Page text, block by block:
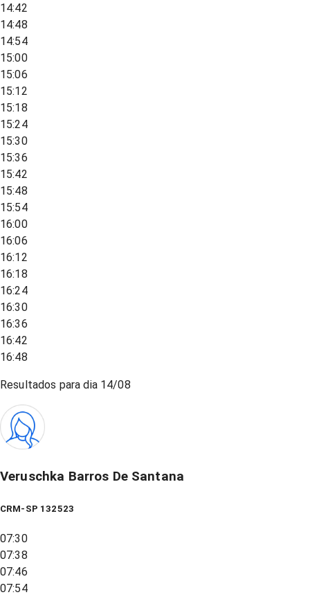
14:42
14:48
14:54
15:00
15:06
15:12
15:18
15:24
15:30
15:36
15:42
15:48
15:54
16:00
16:06
16:12
16:18
16:24
16:30
16:36
16:42
16:48
Resultados para dia 14/08
Veruschka Barros De Santana
CRM-SP 132523
07:30
07:38
07:46
07:54